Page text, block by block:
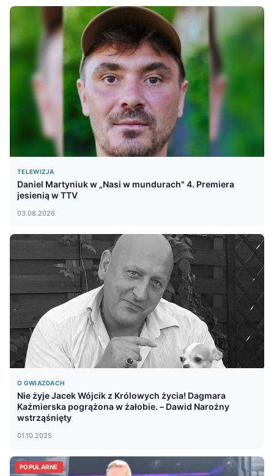
TELEWIZJA
Daniel Martyniuk w „Nasi w mundurach" 4. Premiera
jesienią w TTV
03.08.2026
O GWIAZDACH
Nie żyje Jacek Wójcik z Królowych życia! Dagmara
Kaźmierska pogrążona w żałobie. – Dawid Narożny
wstrząśnięty
01.10.2025
POPULARNE